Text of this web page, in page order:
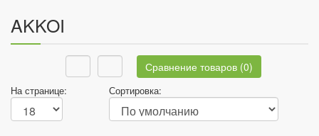
AKKOI
Сравнение товаров (0)
На странице: Сортировка: